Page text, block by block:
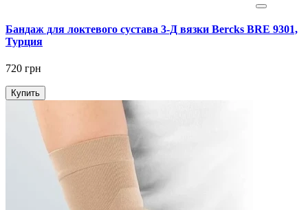
Бандаж для локтевого сустава 3-Д вязки Bercks BRE 9301,
Турция
720 грн
Купить